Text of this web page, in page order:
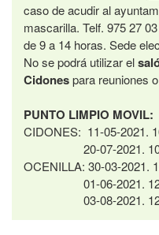
caso de acudir al
mascarilla. Telf. 975 27
de 9 a 14 horas. Sede
No se podrá utilizar el
Cidonespara reuniones
PUNTO LIMPIO MOVIL:
CIDONES: 11-05-2021.
20-07-2021. 10
OCENILLA: 30-03-2021.
01-06-2021.
03-08-2021.